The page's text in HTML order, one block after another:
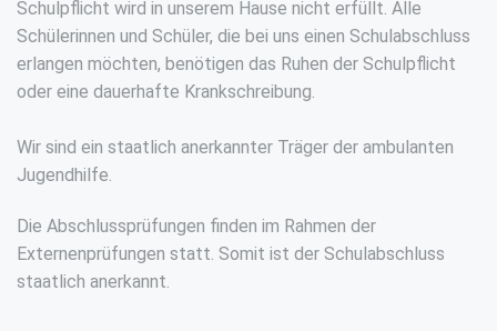
Schulpflicht wird in unserem Hause nicht erfüllt. Alle
Schülerinnen und Schüler, die bei uns einen Schulabschluss
erlangen möchten, benötigen das Ruhen der Schulpflicht
oder eine dauerhafte Krankschreibung.
Wir sind ein staatlich anerkannter Träger der ambulanten
Jugendhilfe.
Die Abschlussprüfungen finden im Rahmen der
Externenprüfungen statt. Somit ist der Schulabschluss
staatlich anerkannt.